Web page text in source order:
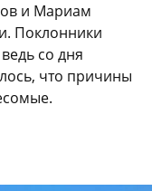
и Мариам
Поклонники
со дня
что причины